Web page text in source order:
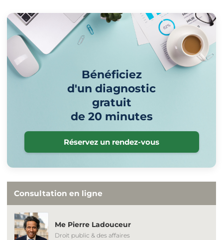
Bénéficiez
d'un diagnostic
gratuit
de 20 minutes
Réservez un rendez-vous
Consultation en ligne
Me Pierre Ladouceur
Droit public & des affaires